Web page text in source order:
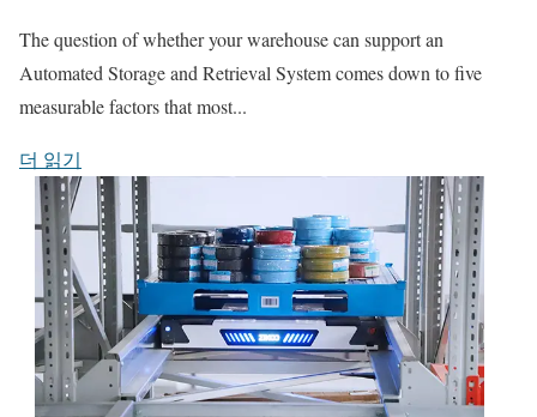
The question of whether your warehouse can support an
Automated Storage and Retrieval System comes down to five
measurable factors that most...
더 읽기